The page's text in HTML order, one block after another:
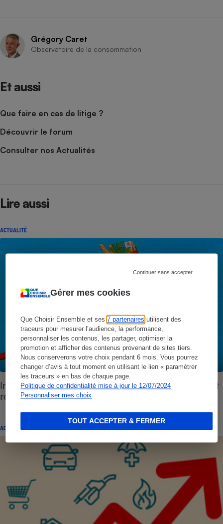
Gérer mes cookies
Que Choisir Ensemble et ses7 partenaires utilisent des
traceurs pour mesurer l’audience, la performance,
personnaliser les contenus, les partager, optimiser la
promotion et afficher des contenus provenant de sites tiers.
Nous conserverons votre choix pendant 6 mois. Vous pourrez
changer d’avis à tout moment en utilisant le lien « paramétrer
les traceurs » en bas de chaque page.
Politique de confidentialité mise à jour le 12/07/2024
Personnaliser mes choix
Continuer sans accepter
TOUT ACCEPTER & FERMER
Grégory Caret
Observatoire de la consommation
Et aussi
Que faire en cas de litige ?
Découvrir le forum
Consulter nos Actualités
Lire aussi
ACTUALITÉ
Inflation - Pourquoi les prix alimentaires devraient
repartir à la hausse
ACTUALITÉ